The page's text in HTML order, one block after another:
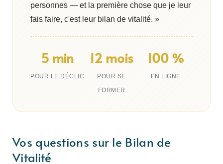
personnes — et la première chose que je leur
fais faire, c'est leur bilan de vitalité. »
5 min
POUR LE DÉCLIC
12 mois
POUR SE
FORMER
100 %
EN LIGNE
Vos questions sur le Bilan de
Vitalité